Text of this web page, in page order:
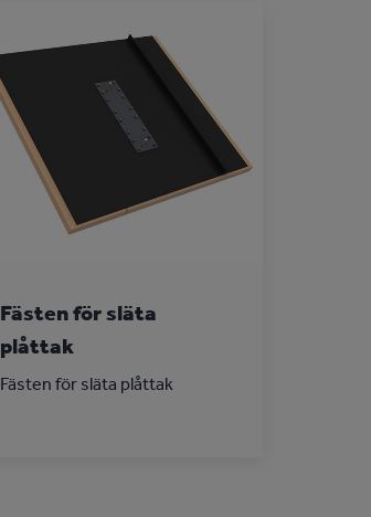
Fästen för släta
plåttak
Fästen för släta plåttak